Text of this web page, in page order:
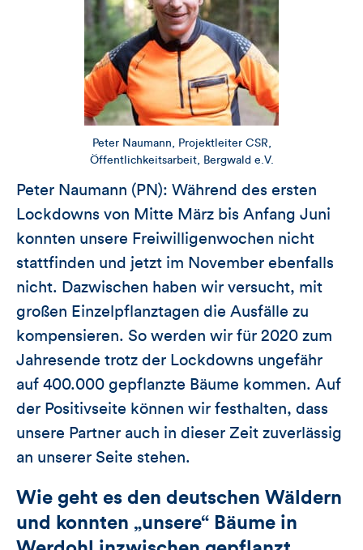
Peter Naumann, Projektleiter CSR,
Öffentlichkeitsarbeit, Bergwald e.V.
Peter Naumann (PN): Während des ersten
Lockdowns von Mitte März bis Anfang Juni
konnten unsere Freiwilligenwochen nicht
stattfinden und jetzt im November ebenfalls
nicht. Dazwischen haben wir versucht, mit
großen Einzelpflanztagen die Ausfälle zu
kompensieren. So werden wir für 2020 zum
Jahresende trotz der Lockdowns ungefähr
auf 400.000 gepflanzte Bäume kommen. Auf
der Positivseite können wir festhalten, dass
unsere Partner auch in dieser Zeit zuverlässig
an unserer Seite stehen.
Wie geht es den deutschen Wäldern
und konnten „unsere“ Bäume in